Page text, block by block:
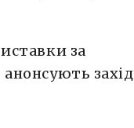
за
захід